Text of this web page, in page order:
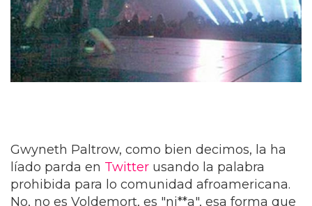
Gwyneth Paltrow, como bien decimos, la ha
líado parda en Twitter usando la palabra
prohibida para lo comunidad afroamericana.
No, no es Voldemort, es "ni**a", esa forma que